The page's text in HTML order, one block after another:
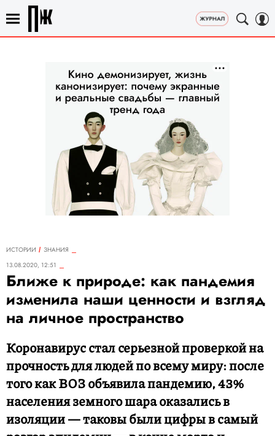
ИСТОРИИ
ЗНАНИЯ
13.08.2020, 12:51
Ближе к природе: как пандемия
изменила наши ценности и взгляд
на личное пространство
Коронавирус стал серьезной проверкой на
прочность для людей по всему миру: после
того как ВОЗ объявила пандемию, 43%
населения земного шара оказались в
изоляции — таковы были цифры в самый